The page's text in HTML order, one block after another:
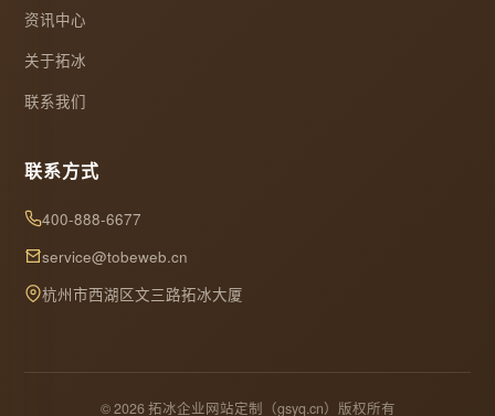
资讯中心
关于拓冰
联系我们
联系方式
400-888-6677
service@tobeweb.cn
杭州市西湖区文三路拓冰大厦
© 2026 拓冰企业网站定制（gsyq.cn）版权所有